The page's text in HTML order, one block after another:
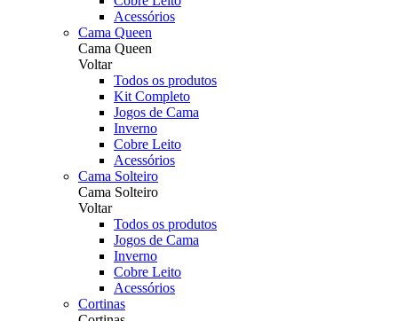
Acessórios
Cama Queen
Cama Queen
Voltar
Todos os produtos
Kit Completo
Jogos de Cama
Inverno
Cobre Leito
Acessórios
Cama Solteiro
Cama Solteiro
Voltar
Todos os produtos
Jogos de Cama
Inverno
Cobre Leito
Acessórios
Cortinas